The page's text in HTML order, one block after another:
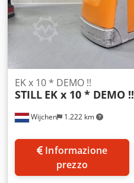
Wijchen 1.222 km
EK x 10 * DEMO !!
STILL EK x 10 * DEMO !!
prezzo